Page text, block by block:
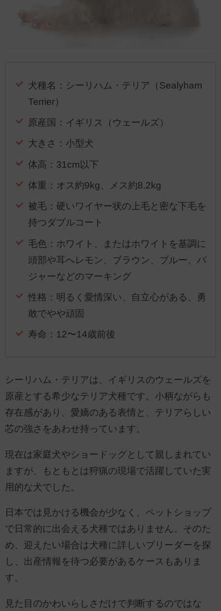
犬種名：シーリハム・テリア（Sealyham
Terrier）
原産国：イギリス（ウェールズ）
大きさ：小型犬
体高：31cm以下
体重：オス約9kg、メス約8.2kg
被毛：硬いワイヤー状の上毛と密な下毛を
持つダブルコート
毛色：ホワイト、またはホワイトを基調に
頭部や耳へレモン、ブラウン、ブルー、バ
ジャーなどのマーキング
性格：明るく愛情深い、自立心がある、勇
敢でやや頑固
寿命：12〜14歳前後
シーリハム・テリアは、イギリスのウェールズを
原産とする希少なテリア犬種です。小柄ながらも
存在感があり、愛嬌のある表情と、テリアらしい
芯の強さをあわせ持っています。
現在は家庭犬やショードッグとして親しまれてい
ますが、もともとは狩猟の現場で活躍していた実
用的な犬でした。
日本では見かける機会が少なく、ペットショップ
で日常的に出会える犬種ではありません。そのた
め、迎えたい場合は犬種に詳しいブリーダーを探
し、出産情報を待つ必要があるケースもありま
す。
見た目のかわいらしさだけで判断するのではな